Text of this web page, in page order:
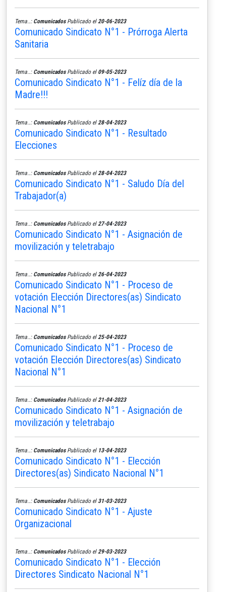
Tema..: ComunicadosPublicado el 20-06-2023
Comunicado Sindicato N°1 - Prórroga Alerta
Sanitaria
Tema..: ComunicadosPublicado el 09-05-2023
Comunicado Sindicato N°1 - Felíz día de la
Madre!!!
Tema..: ComunicadosPublicado el 28-04-2023
Comunicado Sindicato N°1 - Resultado
Elecciones
Tema..: ComunicadosPublicado el 28-04-2023
Comunicado Sindicato N°1 - Saludo Día del
Trabajador(a)
Tema..: ComunicadosPublicado el 27-04-2023
Comunicado Sindicato N°1 - Asignación de
movilización y teletrabajo
Tema..: ComunicadosPublicado el 26-04-2023
Comunicado Sindicato N°1 - Proceso de
votación Elección Directores(as) Sindicato
Nacional N°1
Tema..: ComunicadosPublicado el 25-04-2023
Comunicado Sindicato N°1 - Proceso de
votación Elección Directores(as) Sindicato
Nacional N°1
Tema..: ComunicadosPublicado el 21-04-2023
Comunicado Sindicato N°1 - Asignación de
movilización y teletrabajo
Tema..: ComunicadosPublicado el 13-04-2023
Comunicado Sindicato N°1 - Elección
Directores(as) Sindicato Nacional N°1
Tema..: ComunicadosPublicado el 31-03-2023
Comunicado Sindicato N°1 - Ajuste
Organizacional
Tema..: ComunicadosPublicado el 29-03-2023
Comunicado Sindicato N°1 - Elección
Directores Sindicato Nacional N°1